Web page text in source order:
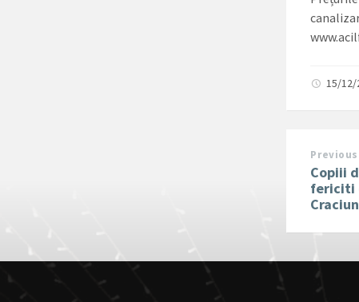
15/
Previous
Copiii
fericiti
Craciun